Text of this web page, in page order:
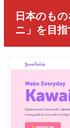
日本のも
ニ」を目指